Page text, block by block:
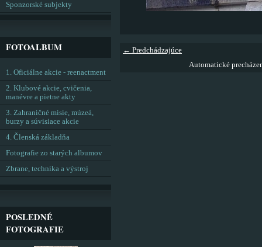
← Predchádzajúce
Automatické
Sponzorské subjekty
FOTOALBUM
1. Oficiálne akcie - reenactment
2. Klubové akcie, cvičenia,
manévre a pietne akty
3. Zahraničné misie, múzeá,
burzy a súvisiace akcie
4. Členská základňa
Fotografie zo starých albumov
Zbrane, technika a výstroj
POSLEDNÉ
FOTOGRAFIE